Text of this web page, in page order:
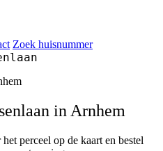
Zoek huisnummer
in Arnhem
perceel op de kaart en bestel